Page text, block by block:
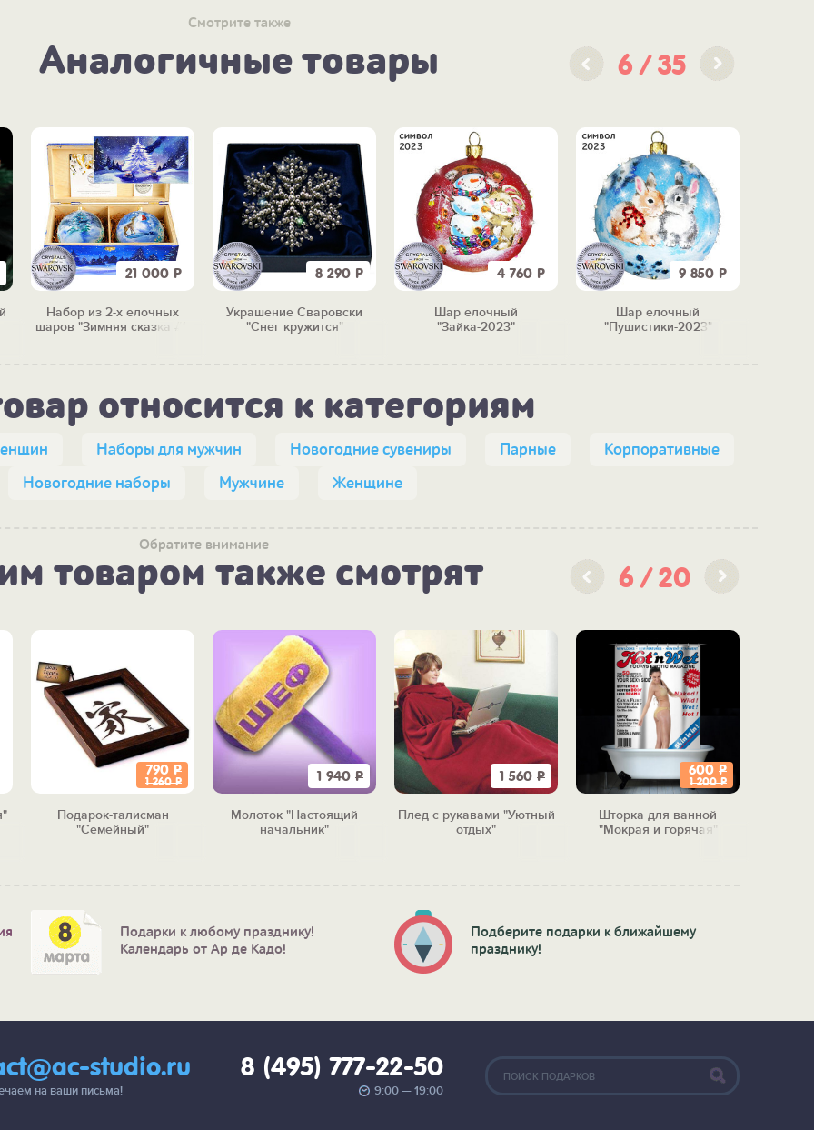
Смотрите также
Аналогичные товары 6 35
21 000 Р
Набор из 2-х елочных
шаров "Зимняя сказка #1"
8 290 Р
Украшение Сваровски
"Снег кружится"
4 760 Р
Шар елочный
"Зайка-2023"
9 850 Р
Шар елочный
"Пушистики-2023"
относится к категориям
Наборы для мужчин Новогодние сувениры Парные
Корпоративные
Новогодние наборы
Мужчине Женщине
Обратите внимание
товаром также смотрят 6 20
790 Р
1 260Р
Подарок-талисман
"Семейный"
1 940 Р
Молоток "Настоящий
начальник"
1 560 Р
Плед с рукавами "Уютный
отдых"
600 Р
1 200Р
Шторка для ванной
"Мокрая и горячая"
Подарки к любому празднику!
Календарь от Ар де Кадо!
Подберите подарки к ближайшему
празднику!
studio.ru
на ваши письма!
8 (495) 777-22-50
9:00 — 19:00